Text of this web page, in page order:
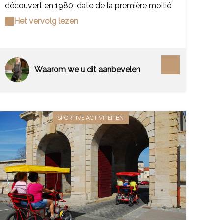
découvert en 1980, date de la première moitié
du Ier siècle. Construit en hauteur, le long de la
voie romaine reliant Langres à Reims, le
contre-bas. L'ensemble des décors et des
sculptures retrouvés lors des fouilles est
conservé à l'atelier archéologique, au cœur du
Het vervolg lezen
Waarom we u dit aanbevelen
SPORTIVE ACTIVITEITEN